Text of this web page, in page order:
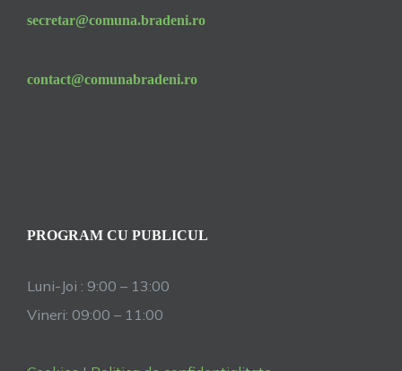
secretar@comuna.bradeni.ro
contact@comunabradeni.ro
PROGRAM CU PUBLICUL
Luni-Joi : 9:00 – 13:00
Vineri: 09:00 – 11:00